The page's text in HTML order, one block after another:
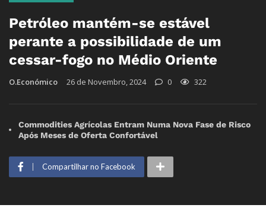
Petróleo mantém-se estável
perante a possibilidade de um
cessar-fogo no Médio Oriente
O.Económico 26 de Novembro, 2024 0 322
Commodities Agrícolas Entram Numa Nova Fase de Risco
Após Meses de Oferta Confortável
Compartilhar no Facebook